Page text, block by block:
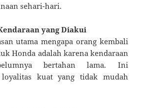
sehari-hari.
yang Diakui
utama mengapa orang kembali
Honda adalah karena kendaraan
bertahan lama. Ini
loyalitas kuat yang tidak mudah